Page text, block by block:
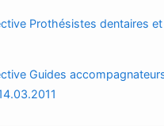
Prothésistes dentaires
Guides